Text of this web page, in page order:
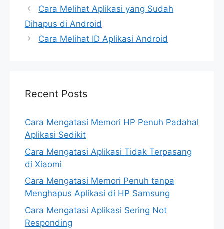
Cara Melihat Aplikasi yang Sudah
Dihapus di Android
Cara Melihat ID Aplikasi Android
Recent Posts
Cara Mengatasi Memori HP Penuh Padahal
Aplikasi Sedikit
Cara Mengatasi Aplikasi Tidak Terpasang
di Xiaomi
Cara Mengatasi Memori Penuh tanpa
Menghapus Aplikasi di HP Samsung
Cara Mengatasi Aplikasi Sering Not
Responding